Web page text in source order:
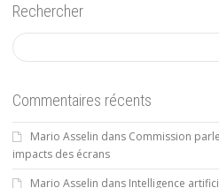
Rechercher
Commentaires récents
Mario Asselin dans Commission
impacts des écrans
Mario Asselin dans Intelligence